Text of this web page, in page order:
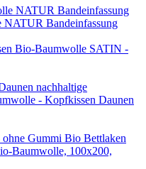
NATUR Bandeinfassung
Bio-Baumwolle SATIN -
nachhaltige
- Kopfkissen Daunen
Bio Bettlaken
Baumwolle, 100x200,